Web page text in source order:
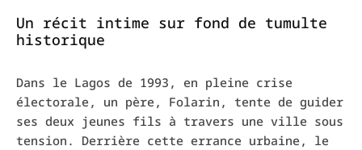
Un récit intime sur fond de tumulte
historique
Dans le Lagos de 1993, en pleine crise
électorale, un père, Folarin, tente de guider
ses deux jeunes fils à travers une ville sous
tension. Derrière cette errance urbaine, le